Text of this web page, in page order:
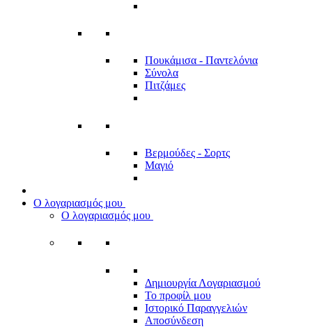
Πουκάμισα - Παντελόνια
Σύνολα
Πιτζάμες
Βερμούδες - Σορτς
Μαγιό
Ο λογαριασμός μου
Ο λογαριασμός μου
Δημιουργία Λογαριασμού
Το προφίλ μου
Ιστορικό Παραγγελιών
Αποσύνδεση